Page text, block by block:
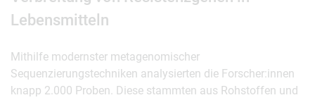
Lebensmitteln
Mithilfe modernster metagenomischer
Sequenzierungstechniken analysierten die Forscher:innen
knapp 2.000 Proben. Diese stammten aus Rohstoffen und